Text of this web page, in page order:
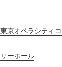
京オペラシティ
ーホール